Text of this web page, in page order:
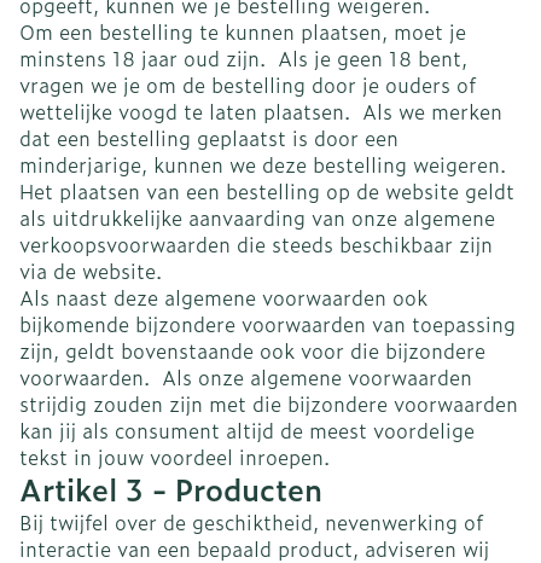
Om een bestelling te kunnen plaatsen, moet je
minstens 18 jaar oud zijn. Als je geen 18 bent,
vragen we je om de bestelling door je ouders of
wettelijke voogd te laten plaatsen. Als we merken
dat een bestelling geplaatst is door een
minderjarige, kunnen we deze bestelling weigeren.
Het plaatsen van een bestelling op de website geldt
als uitdrukkelijke aanvaarding van onze algemene
verkoopsvoorwaarden die steeds beschikbaar zijn
via de website.
Als naast deze algemene voorwaarden ook
bijkomende bijzondere voorwaarden van toepassing
zijn, geldt bovenstaande ook voor die bijzondere
voorwaarden. Als onze algemene voorwaarden
strijdig zouden zijn met die bijzondere voorwaarden
kan jij als consument altijd de meest voordelige
tekst in jouw voordeel inroepen.
Artikel 3 - Producten
Bij twijfel over de geschiktheid, nevenwerking of
interactie van een bepaald product, adviseren wij